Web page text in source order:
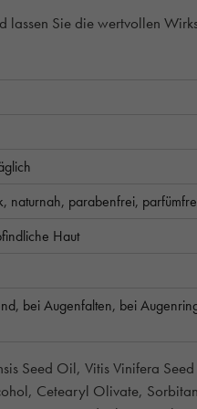
lassen Sie die wertvollen
naturnah, parabenfrei,
Haut
bei Augenfalten, bei
Seed Oil, Vitis Vinifera
Cetearyl Olivate,